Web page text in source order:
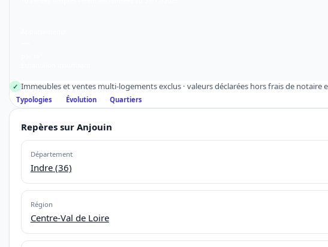
✓ Immeubles et ventes multi-logements exclus · valeurs déclarées hors frais de notaire
Typologies Évolution Quartiers
Repères sur Anjouin
Département
Indre (36)
Région
Centre-Val de Loire